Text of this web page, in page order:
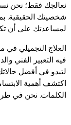
نعالجك فقط؛ نحن
شخصيتك الحقيقية.
لمساعدتك على أن
العلاج التجميلي
فيه التعبير الفني
لتبدو في أفضل
اكتشف أهمية
الكلمات. نحن في